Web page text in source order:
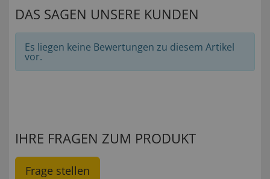
DAS SAGEN UNSERE KUNDEN
Es liegen keine Bewertungen zu diesem Artikel
vor.
IHRE FRAGEN ZUM PRODUKT
Frage stellen